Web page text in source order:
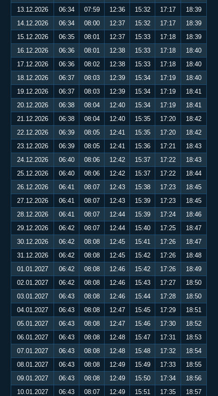
13.12.2026
06:34 07:59 12:36 15:32 17:17
18:39
14.12.2026
06:34 08:00 12:37 15:32 17:17
18:39
15.12.2026
06:35 08:01 12:37 15:33 17:18
18:39
16.12.2026
06:36 08:01 12:38 15:33 17:18
18:40
17.12.2026
06:36 08:02 12:38 15:33 17:18
18:40
18.12.2026
06:37 08:03 12:39 15:34 17:19
18:40
19.12.2026
06:37 08:03 12:39 15:34 17:19
18:41
20.12.2026
06:38 08:04 12:40 15:34 17:19
18:41
21.12.2026
06:38 08:04 12:40 15:35 17:20
18:42
22.12.2026
06:39 08:05 12:41 15:35 17:20
18:42
23.12.2026
06:39 08:05 12:41 15:36 17:21
18:43
24.12.2026
06:40 08:06 12:42 15:37 17:22
18:43
25.12.2026
06:40 08:06 12:42 15:37 17:22
18:44
26.12.2026
06:41 08:07 12:43 15:38 17:23
18:45
27.12.2026
06:41 08:07 12:43 15:39 17:23
18:45
28.12.2026
06:41 08:07 12:44 15:39 17:24
18:46
29.12.2026
06:42 08:07 12:44 15:40 17:25
18:47
30.12.2026
06:42 08:08 12:45 15:41 17:26
18:47
31.12.2026
06:42 08:08 12:45 15:42 17:26
18:48
01.01.2027
06:42 08:08 12:46 15:42 17:26
18:49
02.01.2027
06:42 08:08 12:46 15:43 17:27
18:50
03.01.2027
06:43 08:08 12:46 15:44 17:28
18:50
04.01.2027
06:43 08:08 12:47 15:45 17:29
18:51
05.01.2027
06:43 08:08 12:47 15:46 17:30
18:52
06.01.2027
06:43 08:08 12:48 15:47 17:31
18:53
07.01.2027
06:43 08:08 12:48 15:48 17:32
18:54
08.01.2027
06:43 08:08 12:49 15:49 17:33
18:55
09.01.2027
06:43 08:08 12:49 15:50 17:34
18:56
10.01.2027
06:43 08:07 12:49 15:51 17:35
18:57